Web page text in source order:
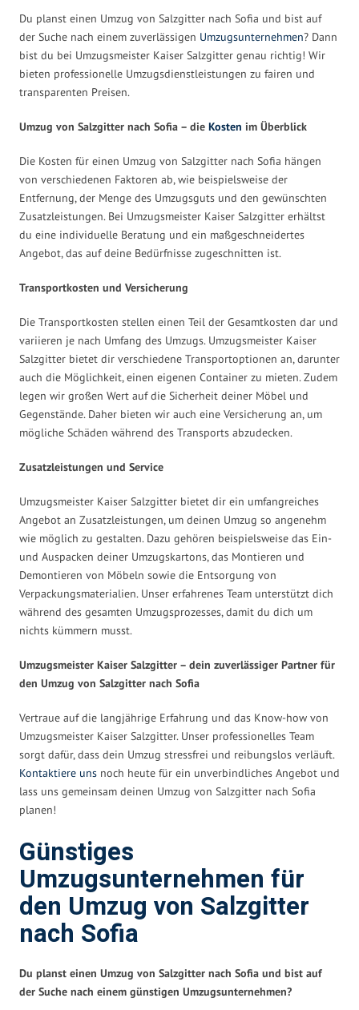
Du planst einen Umzug von Salzgitter nach Sofia und bist auf
der Suche nach einem zuverlässigen Umzugsunternehmen? Dann
bist du bei Umzugsmeister Kaiser Salzgitter genau richtig! Wir
bieten professionelle Umzugsdienstleistungen zu fairen und
transparenten Preisen.
Umzug von Salzgitter nach Sofia – die Kosten im Überblick
Die Kosten für einen Umzug von Salzgitter nach Sofia hängen
von verschiedenen Faktoren ab, wie beispielsweise der
Entfernung, der Menge des Umzugsguts und den gewünschten
Zusatzleistungen. Bei Umzugsmeister Kaiser Salzgitter erhältst
du eine individuelle Beratung und ein maßgeschneidertes
Angebot, das auf deine Bedürfnisse zugeschnitten ist.
Transportkosten und Versicherung
Die Transportkosten stellen einen Teil der Gesamtkosten dar und
variieren je nach Umfang des Umzugs. Umzugsmeister Kaiser
Salzgitter bietet dir verschiedene Transportoptionen an, darunter
auch die Möglichkeit, einen eigenen Container zu mieten. Zudem
legen wir großen Wert auf die Sicherheit deiner Möbel und
Gegenstände. Daher bieten wir auch eine Versicherung an, um
mögliche Schäden während des Transports abzudecken.
Zusatzleistungen und Service
Umzugsmeister Kaiser Salzgitter bietet dir ein umfangreiches
Angebot an Zusatzleistungen, um deinen Umzug so angenehm
wie möglich zu gestalten. Dazu gehören beispielsweise das Ein-
und Auspacken deiner Umzugskartons, das Montieren und
Demontieren von Möbeln sowie die Entsorgung von
Verpackungsmaterialien. Unser erfahrenes Team unterstützt dich
während des gesamten Umzugsprozesses, damit du dich um
nichts kümmern musst.
Umzugsmeister Kaiser Salzgitter – dein zuverlässiger Partner für
den Umzug von Salzgitter nach Sofia
Vertraue auf die langjährige Erfahrung und das Know-how von
Umzugsmeister Kaiser Salzgitter. Unser professionelles Team
sorgt dafür, dass dein Umzug stressfrei und reibungslos verläuft.
Kontaktiere uns noch heute für ein unverbindliches Angebot und
lass uns gemeinsam deinen Umzug von Salzgitter nach Sofia
planen!
Günstiges
Umzugsunternehmen für
den Umzug von Salzgitter
nach Sofia
Du planst einen Umzug von Salzgitter nach Sofia und bist auf
der Suche nach einem günstigen Umzugsunternehmen?